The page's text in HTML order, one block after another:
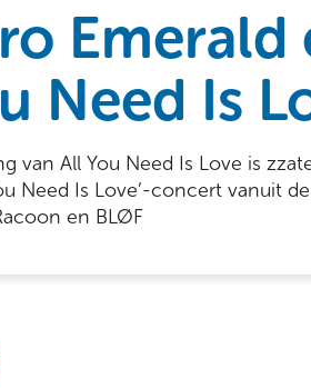
Emerald
Need Is
van All You Need Is Love is
Need Is Love’-concert vanuit
en BLØF